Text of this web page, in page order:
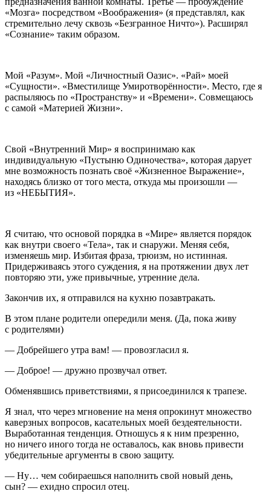
«Мозга» посредством «Воображения» (я представлял, как
стремительно лечу сквозь «Безгранное Ничто»). Расширял
«Сознание» таким образом.
Мой «Разум». Мой «Личностный Оазис». «Рай» моей
«Сущности». «Вместилище Умиротворённости». Место, где я
распыляюсь по «Пространству» и «Времени». Совмещаюсь
с самой «Материей Жизни».
Свой «Внутренний Мир» я воспринимаю как
индивидуальную «Пустыню Одиночества», которая дарует
мне возможность познать своё «Жизненное Выражение»,
находясь близко от того места, откуда мы произошли —
из «НЕБЫТИЯ».
Я считаю, что основой порядка в «Мире» является порядок
как внутри своего «Тела», так и снаружи. Меняя себя,
изменяешь мир. Избитая фраза, трюизм, но истинная.
Придерживаясь этого суждения, я на протяжении двух лет
повторяю эти, уже привычные, утренние дела.
Закончив их, я отправился на кухню позавтракать.
В этом плане родители опередили меня. (Да, пока живу
с родителями)
— Добрейшего утра вам! — провозгласил я.
— Доброе! — дружно прозвучал ответ.
Обменявшись приветствиями, я присоединился к трапезе.
Я знал, что через мгновение на меня опрокинут множество
каверзных вопросов, касательных моей бездеятельности.
Выработанная тенденция. Отношусь я к ним презренно,
но ничего иного тогда не оставалось, как вновь привести
убедительные аргументы в свою защиту.
— Ну… чем собираешься наполнить свой новый день,
сын? — ехидно спросил отец.